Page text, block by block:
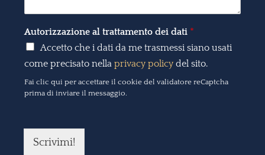
Autorizzazione al trattamento dei dati *
Accetto che i dati da me trasmessi siano usati
come precisato nella privacy policy del sito.
Fai clic qui per accettare il cookie del validatore reCaptcha
prima di inviare il messaggio.
Scrivimi!